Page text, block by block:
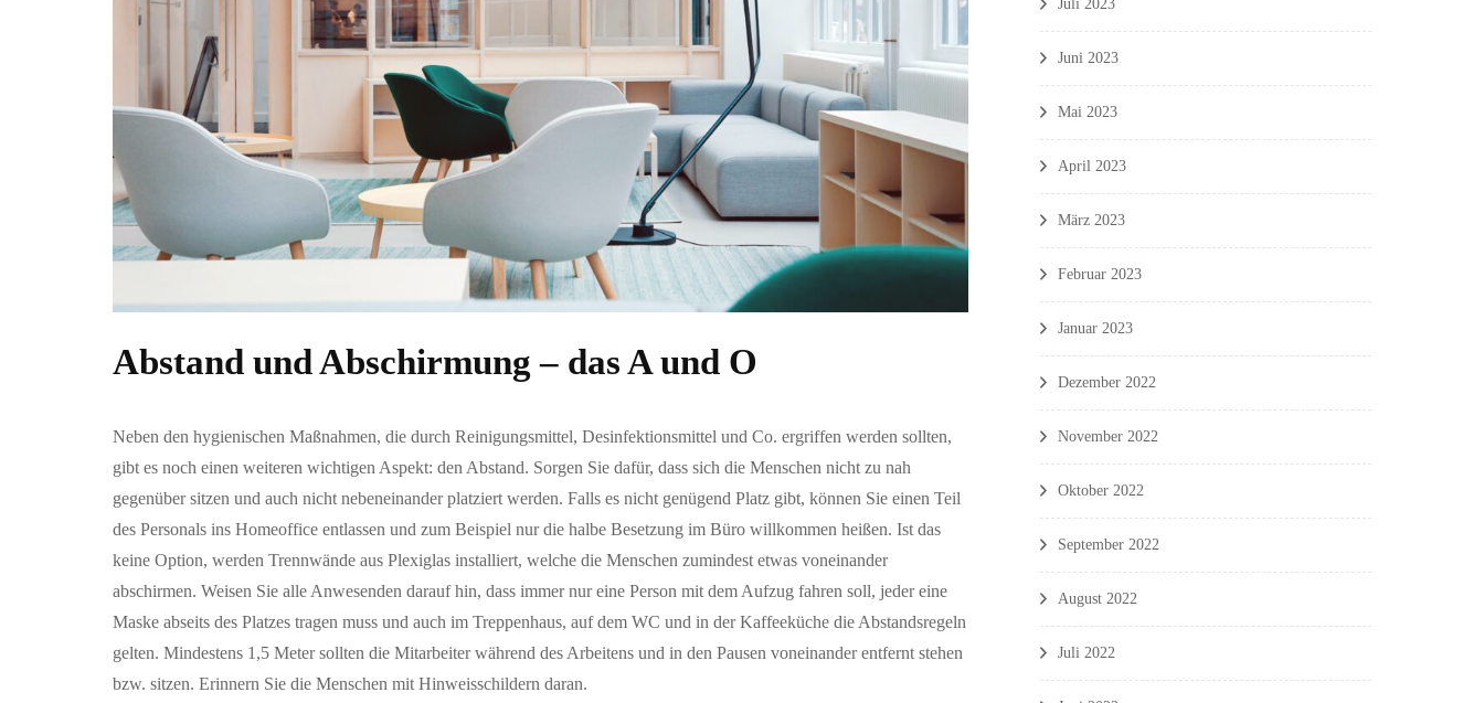
Abstand und Abschirmung – das A und O
Neben den hygienischen Maßnahmen, die durch Reinigungsmittel, Desinfektionsmittel und Co. ergriffen werden sollten,
gibt es noch einen weiteren wichtigen Aspekt: den Abstand. Sorgen Sie dafür, dass sich die Menschen nicht zu nah
gegenüber sitzen und auch nicht nebeneinander platziert werden. Falls es nicht genügend Platz gibt, können Sie einen Teil
des Personals ins Homeoffice entlassen und zum Beispiel nur die halbe Besetzung im Büro willkommen heißen. Ist das
keine Option, werden Trennwände aus Plexiglas installiert, welche die Menschen zumindest etwas voneinander
abschirmen. Weisen Sie alle Anwesenden darauf hin, dass immer nur eine Person mit dem Aufzug fahren soll, jeder eine
Maske abseits des Platzes tragen muss und auch im Treppenhaus, auf dem WC und in der Kaffeeküche die Abstandsregeln
gelten. Mindestens 1,5 Meter sollten die Mitarbeiter während des Arbeitens und in den Pausen voneinander entfernt stehen
bzw. sitzen. Erinnern Sie die Menschen mit Hinweisschildern daran.
Juli 2023
Juni 2023
Mai 2023
April 2023
März 2023
Februar 2023
Januar 2023
Dezember 2022
November 2022
Oktober 2022
September 2022
August 2022
Juli 2022